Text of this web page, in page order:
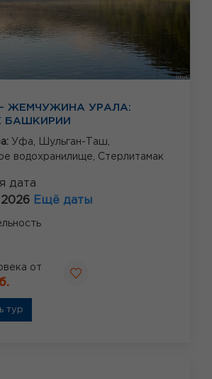
ЖЕМЧУЖИНА УРАЛА:
БАШКИРИИ
Уфа,
Шульган-Таш,
водохранилище, Стерлитамак
дата
2026 Ещё даты
от
тур